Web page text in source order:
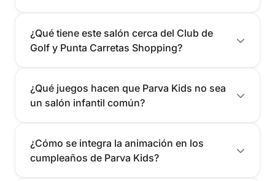
¿Qué tiene este salón cerca del Club de
Golf y Punta Carretas Shopping?
¿Qué juegos hacen que Parva Kids no sea
un salón infantil común?
¿Cómo se integra la animación en los
cumpleaños de Parva Kids?